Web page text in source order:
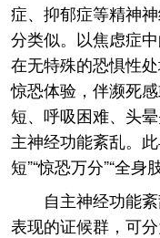
症、抑郁症等精神
分类似。以焦虑症
在无特殊的恐惧性
惊恐体验，伴濒死
短、呼吸困难、头
主神经功能紊乱。
短”“惊恐万分”“全身
自主神经功能
表现的证候群，可